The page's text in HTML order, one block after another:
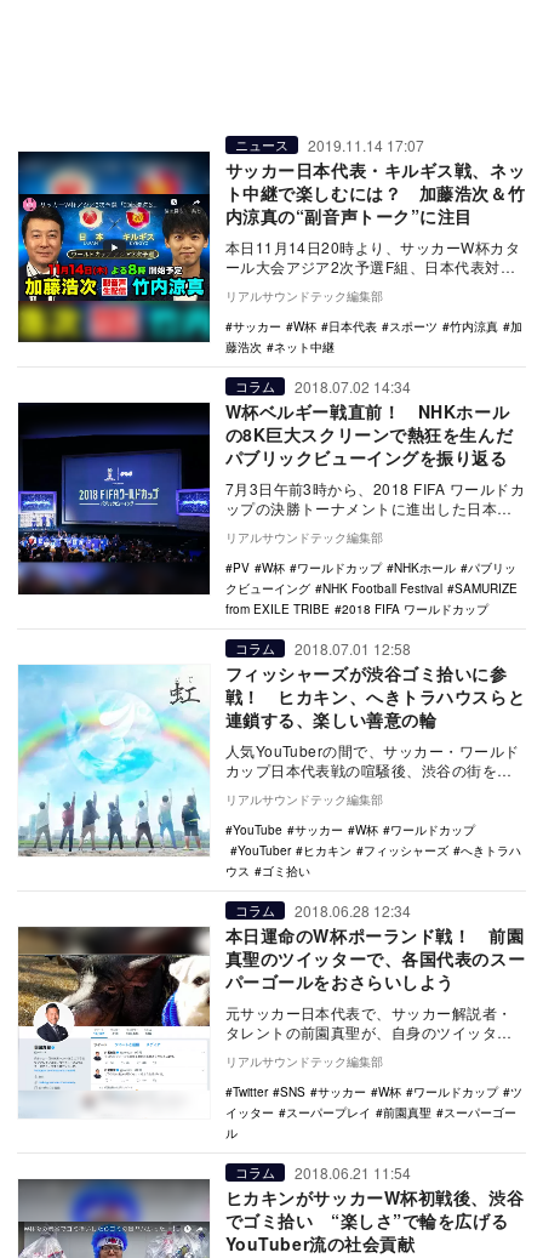
ニュース 2019.11.14 17:07
サッカー日本代表・キルギス戦、ネッ
ト中継で楽しむには？ 加藤浩次＆竹
内涼真の“副音声トーク”に注目
本日11月14日20時より、サッカーW杯カタ
ール大会アジア2次予選F組、日本代表対キ
リアルサウンドテック編集部
サッカー
W杯 日本代表 スポーツ 竹内涼真
加
藤浩次
ネット中継
コラム 2018.07.02 14:34
W杯ベルギー戦直前！ NHKホール
の8K巨大スクリーンで熱狂を生んだ
パブリックビューイングを振り返る
7月3日午前3時から、2018 FIFA ワールドカ
ップの決勝トーナメントに進出した日本代
表が強豪・ベルギー代表に挑む。ベスト1…
リアルサウンドテック編集部
PV
W杯 ワールドカップ NHKホール
パブリッ
クビューイング
NHK Football Festival
SAMURIZE
from EXILE TRIBE
2018 FIFA ワールドカップ
コラム 2018.07.01 12:58
フィッシャーズが渋谷ゴミ拾いに参
戦！ ヒカキン、へきトラハウスらと
連鎖する、楽しい善意の輪
人気YouTuberの間で、サッカー・ワールド
カップ日本代表戦の喧騒後、渋谷の街をき
れいにするゴミ拾いの輪が広がっている。
…
リアルサウンドテック編集部
YouTube
サッカー W杯
ワールドカップ
YouTuber
ヒカキン フィッシャーズ
へきトラハ
ウス
ゴミ拾い
コラム 2018.06.28 12:34
本日運命のW杯ポーランド戦！ 前園
真聖のツイッターで、各国代表のスー
パーゴールをおさらいしよう
元サッカー日本代表で、サッカー解説者・
タレントの前園真聖が、自身のツイッター
上で「印象に残っているスーパーゴール」
についてのリプ…
リアルサウンドテック編集部
Twitter
SNS サッカー W杯 ワールドカップ
ツ
イッター
スーパープレイ 前園真聖
スーパーゴー
ル
コラム 2018.06.21 11:54
ヒカキンがサッカーW杯初戦後、渋谷
でゴミ拾い “楽しさ”で輪を広げる
YouTuber流の社会貢献